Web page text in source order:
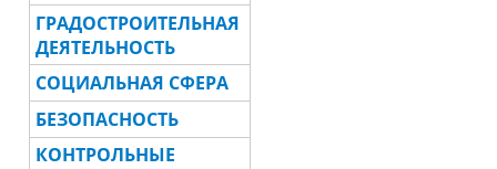
ГРАДОСТРОИТЕЛЬНАЯ
ДЕЯТЕЛЬНОСТЬ
СОЦИАЛЬНАЯ СФЕРА
БЕЗОПАСНОСТЬ
КОНТРОЛЬНЫЕ